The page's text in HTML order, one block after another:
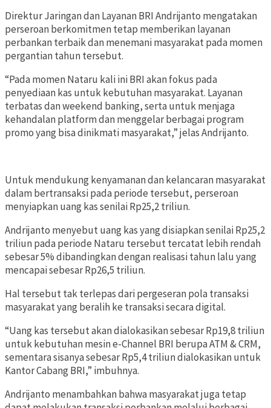
Direktur Jaringan dan Layanan BRI Andrijanto mengatakan
perseroan berkomitmen tetap memberikan layanan
perbankan terbaik dan menemani masyarakat pada momen
pergantian tahun tersebut.
“Pada momen Nataru kali ini BRI akan fokus pada
penyediaan kas untuk kebutuhan masyarakat. Layanan
terbatas dan weekend banking, serta untuk menjaga
kehandalan platform dan menggelar berbagai program
promo yang bisa dinikmati masyarakat,” jelas Andrijanto.
Untuk mendukung kenyamanan dan kelancaran masyarakat
dalam bertransaksi pada periode tersebut, perseroan
menyiapkan uang kas senilai Rp25,2 triliun.
Andrijanto menyebut uang kas yang disiapkan senilai Rp25,2
triliun pada periode Nataru tersebut tercatat lebih rendah
sebesar 5% dibandingkan dengan realisasi tahun lalu yang
mencapai sebesar Rp26,5 triliun.
Hal tersebut tak terlepas dari pergeseran pola transaksi
masyarakat yang beralih ke transaksi secara digital.
“Uang kas tersebut akan dialokasikan sebesar Rp19,8 triliun
untuk kebutuhan mesin e-Channel BRI berupa ATM & CRM,
sementara sisanya sebesar Rp5,4 triliun dialokasikan untuk
Kantor Cabang BRI,” imbuhnya.
Andrijanto menambahkan bahwa masyarakat juga tetap